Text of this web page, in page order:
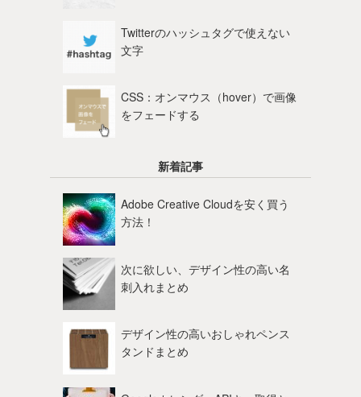
Twitterのハッシュタグで使えない
文字
CSS：オンマウス（hover）で画像
をフェードする
新着記事
Adobe Creative Cloudを安く買う
方法！
次に欲しい、デザイン性の高い名
刺入れまとめ
デザイン性の高いおしゃれペンス
タンドまとめ